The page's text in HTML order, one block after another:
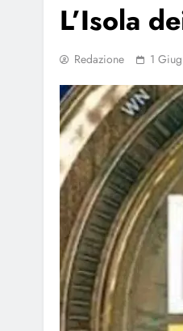
L’Isola
Redazione 1